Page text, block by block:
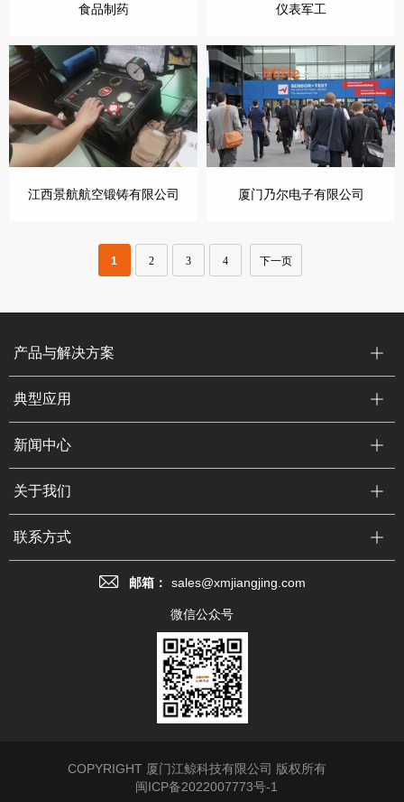
食品制药 仪表军工
江西景航航空锻铸有限公司 厦门乃尔电子有限公司
1 2 3 4 下一页
产品与解决方案
典型应用
新闻中心
关于我们
联系方式
邮箱： sales@xmjiangjing.com
微信公众号
COPYRIGHT 厦门江鲸科技有限公司 版权所有
闽ICP备2022007773号-1